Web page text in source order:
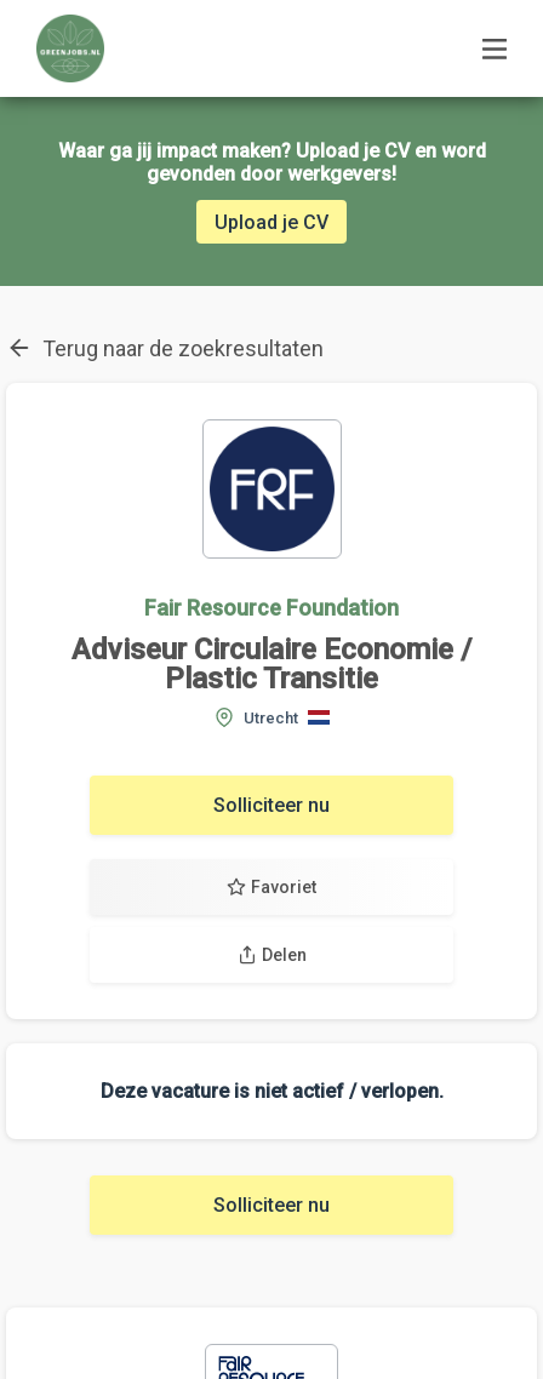
Waar ga jij impact maken? Upload je CV en word
gevonden door werkgevers!
Upload je CV
Terug naar de zoekresultaten
Fair Resource Foundation
Adviseur Circulaire Economie /
Plastic Transitie
Utrecht
Solliciteer nu
Favoriet
Delen
Deze vacature is niet actief / verlopen.
Solliciteer nu